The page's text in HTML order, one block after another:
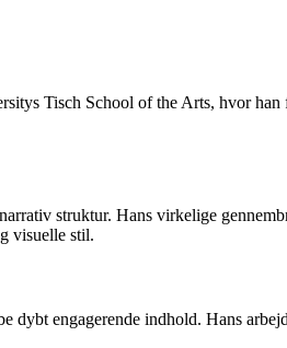
Tisch School of the Arts, hvor
struktur. Hans virkelige
visuelle stil.
engagerende indhold. Hans